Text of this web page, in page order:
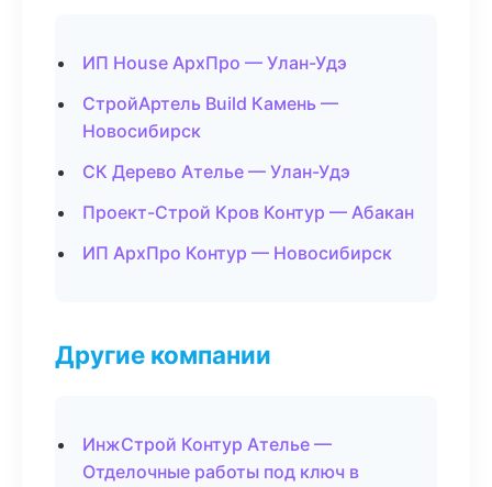
ИП House АрхПро — Улан-Удэ
СтройАртель Build Камень —
Новосибирск
СК Дерево Ателье — Улан-Удэ
Проект-Строй Кров Контур — Абакан
ИП АрхПро Контур — Новосибирск
Другие компании
ИнжСтрой Контур Ателье —
Отделочные работы под ключ в